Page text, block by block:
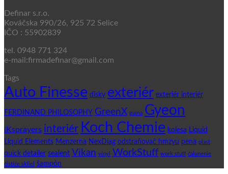
Definar s.r.o.
Kováčska 990/26, 925 72 Selice
IČO : 55902839
tel. 0948 771 324
e-mail:firmadefinar@gmail.com
Tags
Auto Finesse disky exteriér exteriér interiér
FERDINAND PHILOSOPHY GreenX guma Gyeon
iKsprayers interiér Koch Chemie kolesa Liquid
Liquid Elements Menzerna NexDiag odstraňovač hmzyu pena plast
quick detailer sealent Vikan vinyl WorkStuff work stuff čalunenie
čističe skliel
šampón